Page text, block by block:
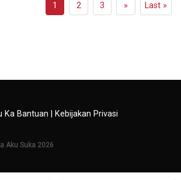
1 2 3 » Last »
Ka Bantuan Kebijakan Privasi
Aku Suka 2026